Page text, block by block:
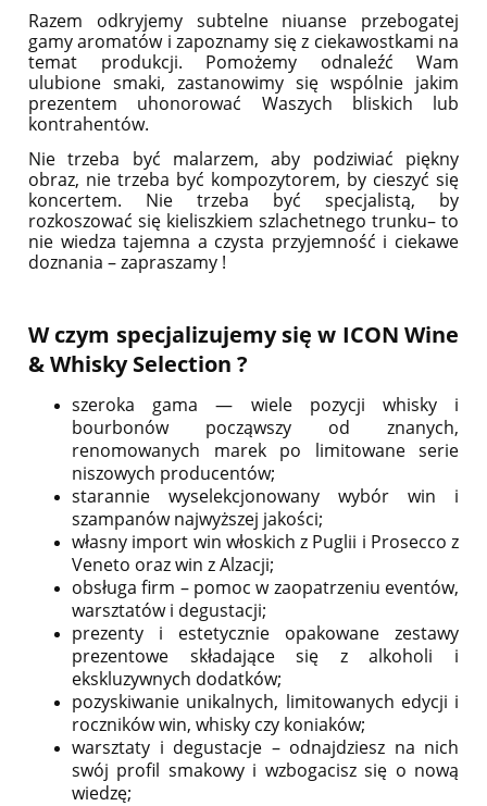
Razem odkryjemy subtelne niuanse przebogatej
gamy aromatów i zapoznamy się z ciekawostkami na
temat produkcji. Pomożemy odnaleźć Wam
ulubione smaki, zastanowimy się wspólnie jakim
prezentem uhonorować Waszych bliskich lub
kontrahentów.
Nie trzeba być malarzem, aby podziwiać piękny
obraz, nie trzeba być kompozytorem, by cieszyć się
koncertem. Nie trzeba być specjalistą, by
rozkoszować się kieliszkiem szlachetnego trunku– to
nie wiedza tajemna a czysta przyjemność i ciekawe
doznania – zapraszamy !
W czym specjalizujemy się w ICON Wine
& Whisky Selection ?
szeroka gama — wiele pozycji whisky i
bourbonów począwszy od znanych,
renomowanych marek po limitowane serie
niszowych producentów;
starannie wyselekcjonowany wybór win i
szampanów najwyższej jakości;
własny import win włoskich z Puglii i Prosecco z
Veneto oraz win z Alzacji;
obsługa firm – pomoc w zaopatrzeniu eventów,
warsztatów i degustacji;
prezenty i estetycznie opakowane zestawy
prezentowe składające się z alkoholi i
ekskluzywnych dodatków;
pozyskiwanie unikalnych, limitowanych edycji i
roczników win, whisky czy koniaków;
warsztaty i degustacje – odnajdziesz na nich
swój profil smakowy i wzbogacisz się o nową
wiedzę;